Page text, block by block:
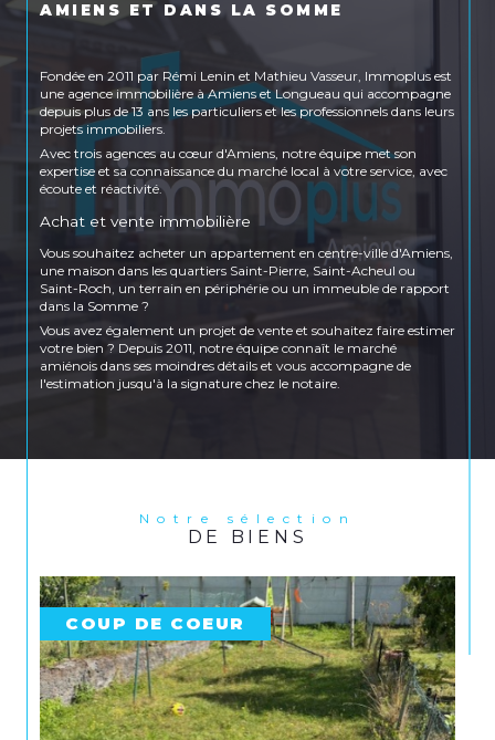
AMIENS ET DANS LA SOMME
Fondée en 2011 par Rémi Lenin et Mathieu Vasseur, Immoplus est
une agence immobilière à Amiens et Longueau qui accompagne
depuis plus de 13 ans les particuliers et les professionnels dans leurs
projets immobiliers.
Avec trois agences au cœur d'Amiens, notre équipe met son
expertise et sa connaissance du marché local à votre service, avec
écoute et réactivité.
Achat et vente immobilière
Vous souhaitez acheter un appartement en centre-ville d'Amiens,
une maison dans les quartiers Saint-Pierre, Saint-Acheul ou
Saint-Roch, un terrain en périphérie ou un immeuble de rapport
dans la Somme ?
Vous avez également un projet de vente et souhaitez faire estimer
votre bien ? Depuis 2011, notre équipe connaît le marché
amiénois dans ses moindres détails et vous accompagne de
l'estimation jusqu'à la signature chez le notaire.
Amiens et ses environs pour répondre à tous les profils et tous les
en charge la gestion locative complète de votre bien : recherche
de locataires, rédaction des baux, état des lieux, quittancement et
Nos agences à Amiens et Longueau
Retrouvez nos trois agences au cœur d'Amiens :
Agence transaction– 133 rue Saint-Honoré,
80000 Amiens
Notre sélection
DE BIENS
COUP DE COEUR